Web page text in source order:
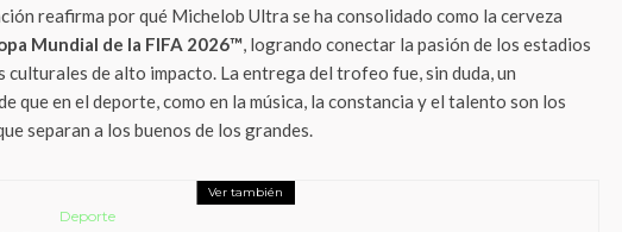
reafirma por qué Michelob Ultra se ha consolidado como la cerveza
Mundial de la FIFA 2026™, logrando conectar la pasión de los estadios
culturales de alto impacto. La entrega del trofeo fue, sin duda, un
que en el deporte, como en la música, la constancia y el talento son los
separan a los buenos de los grandes.
Ver también
Deporte